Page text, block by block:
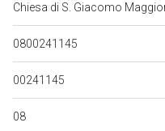
Chiesa di S. Giacomo
0800241145
00241145
08